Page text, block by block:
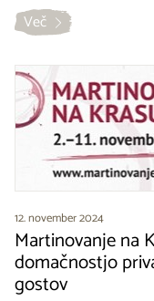
Več
12. november 2024
Martinovanje na
domačnostjo
gostov